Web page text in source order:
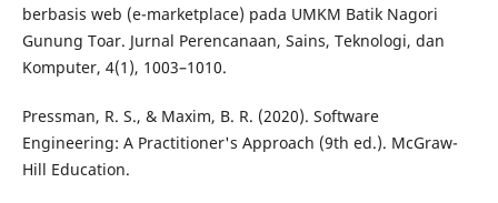
berbasis web (e-marketplace) pada UMKM Batik Nagori
Gunung Toar. Jurnal Perencanaan, Sains, Teknologi, dan
Komputer, 4(1), 1003–1010.
Pressman, R. S., & Maxim, B. R. (2020). Software
Engineering: A Practitioner's Approach (9th ed.). McGraw-
Hill Education.